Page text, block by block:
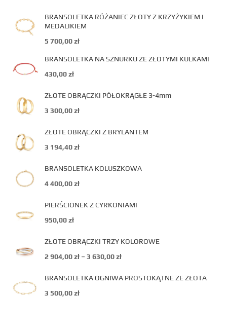
BRANSOLETKA RÓŻANIEC ZŁOTY Z KRZYŻYKIEM I
MEDALIKIEM
5 700,00zł
BRANSOLETKA NA SZNURKU ZE ZŁOTYMI KULKAMI
430,00zł
ZŁOTE OBRĄCZKI PÓŁOKRĄGŁE 3-4mm
3 300,00zł
ZŁOTE OBRĄCZKI Z BRYLANTEM
3 194,40zł
BRANSOLETKA KOLUSZKOWA
4 400,00zł
PIERŚCIONEK Z CYRKONIAMI
950,00zł
ZŁOTE OBRĄCZKI TRZY KOLOROWE
2 904,00zł – 3 630,00zł
BRANSOLETKA OGNIWA PROSTOKĄTNE ZE ZŁOTA
3 500,00zł